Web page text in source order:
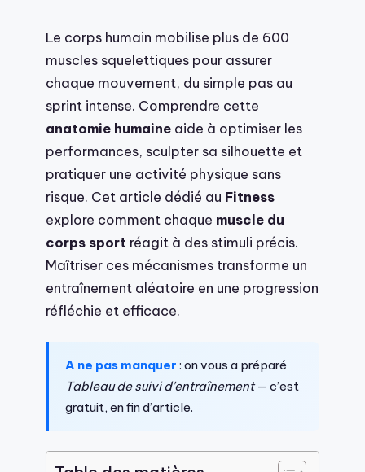
Le corps humain mobilise plus de 600
muscles squelettiques pour assurer
chaque mouvement, du simple pas au
sprint intense. Comprendre cette
anatomie humaine aide à optimiser les
performances, sculpter sa silhouette et
pratiquer une activité physique sans
risque. Cet article dédié au Fitness
explore comment chaque muscle du
corps sport réagit à des stimuli précis.
Maîtriser ces mécanismes transforme un
entraînement aléatoire en une progression
réfléchie et efficace.
A ne pas manquer : on vous a préparé
Tableau de suivi d’entraînement— c’est
gratuit, en fin d’article.